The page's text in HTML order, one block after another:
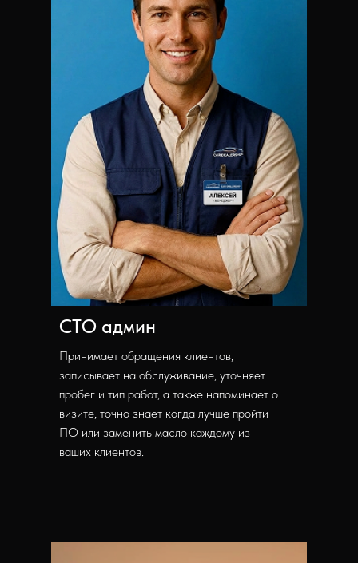
Принимает обращения клиентов,
записывает на обслуживание, уточняет
пробег и тип работ, а также напоминает о
визите, точно знает когда лучше пройти
ПО или заменить масло каждому из
ваших клиентов.
СТО админ
Подробнее